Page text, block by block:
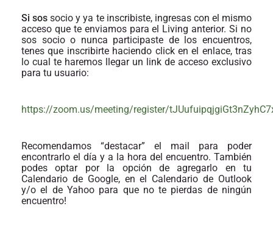
Si sos socio y ya te inscribiste, ingresas con el mismo
acceso que te enviamos para el Living anterior. Si no
sos socio o nunca participaste de los encuentros,
tenes que inscribirte haciendo click en el enlace, tras
lo cual te haremos llegar un link de acceso exclusivo
para tu usuario:
https://zoom.us/meeting/register/
Recomendamos “destacar” el mail para poder
encontrarlo el día y a la hora del encuentro. También
podes optar por la opción de agregarlo en tu
Calendario de Google, en el Calendario de Outlook
y/o el de Yahoo para que no te pierdas de ningún
encuentro!